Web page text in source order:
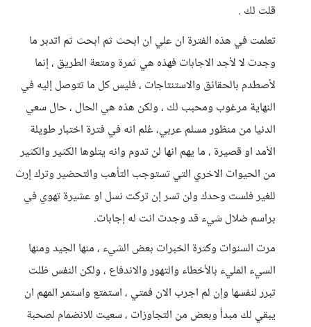
قلت لك .
تعلمت في هذه الفترة ان علي ان ابحث ثم ابحث ثم اتدبر ما
وجدت لا لأجد الاجابات فهذه هي ثمرة ومتعة الطريق ، إنما
لأصطدم بالحقائق والاستنتاجات ، فليس كل ما تتوصل إليه في
النهاية مرغوب ومحبب لك ، ولكن هذه هي الحال ، حال سعي
الدنيا من منظور مسلم عربي، عُلم انه في فترة اختبار طويلة
الأمد او قصيرة ، ما يهم انها لن تدوم وانه يتلوها الكثير والكثير
من الحيوات الاخري التي تستوجب التأهب والتحضير وترك إرث
للغير فلست وحدك ولن تسر إن تركت نسل او عشيرة تهوي في
براسم ضلال شيء قد وجدت انت له إجابات.
مرت السنوات وكثرة الخبرات بعض الشيء ، منها الجيد ومنها
السيء المليء بالأخطاء والتهور والاندفاع ، ولكن النفس ظلت
تبرر لنفسها وإن لم اجرب الان فمتي ، استمتع واستمر المهم ان
يبقي لك مبدأ وبعض من التجاوزات ، سعيت للانضمام لصحبة